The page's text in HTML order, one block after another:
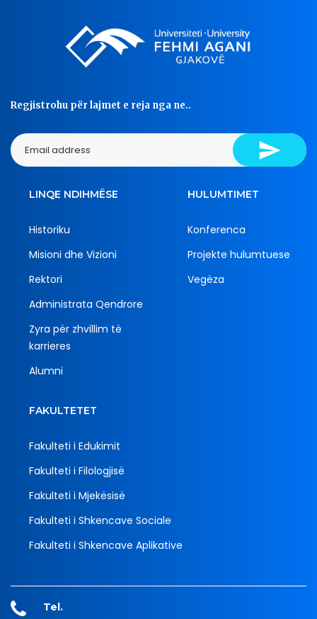
Regjistrohu për lajmet e reja nga ne..
LINQE NDIHMËSE
Historiku
Misioni dhe Vizioni
Rektori
Administrata Qendrore
Zyra për zhvillim të
karrieres
Alumni
HULUMTIMET
Konferenca
Projekte hulumtuese
Vegëza
FAKULTETET
Fakulteti i Edukimit
Fakulteti i Filologjisë
Fakulteti i Mjekësisë
Fakulteti i Shkencave Sociale
Fakulteti i Shkencave Aplikative
Tel.